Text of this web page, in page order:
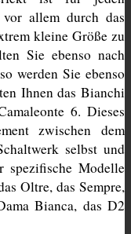
allem durch das
kleine Größe zu
Sie ebenso nach
werden Sie ebenso
Ihnen das Bianchi
6. Dieses
zwischen dem
selbst und
Modelle
Oltre, das Sempre,
Bianca, das D2